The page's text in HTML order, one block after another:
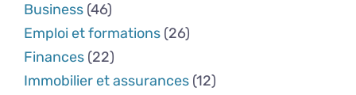
Business (46)
Emploi et formations (26)
Finances (22)
Immobilier et assurances (12)